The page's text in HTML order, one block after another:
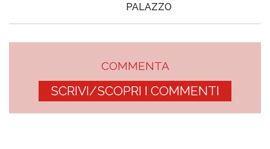
PALAZZO
COMMENTA
SCRIVI/SCOPRI I COMMENTI